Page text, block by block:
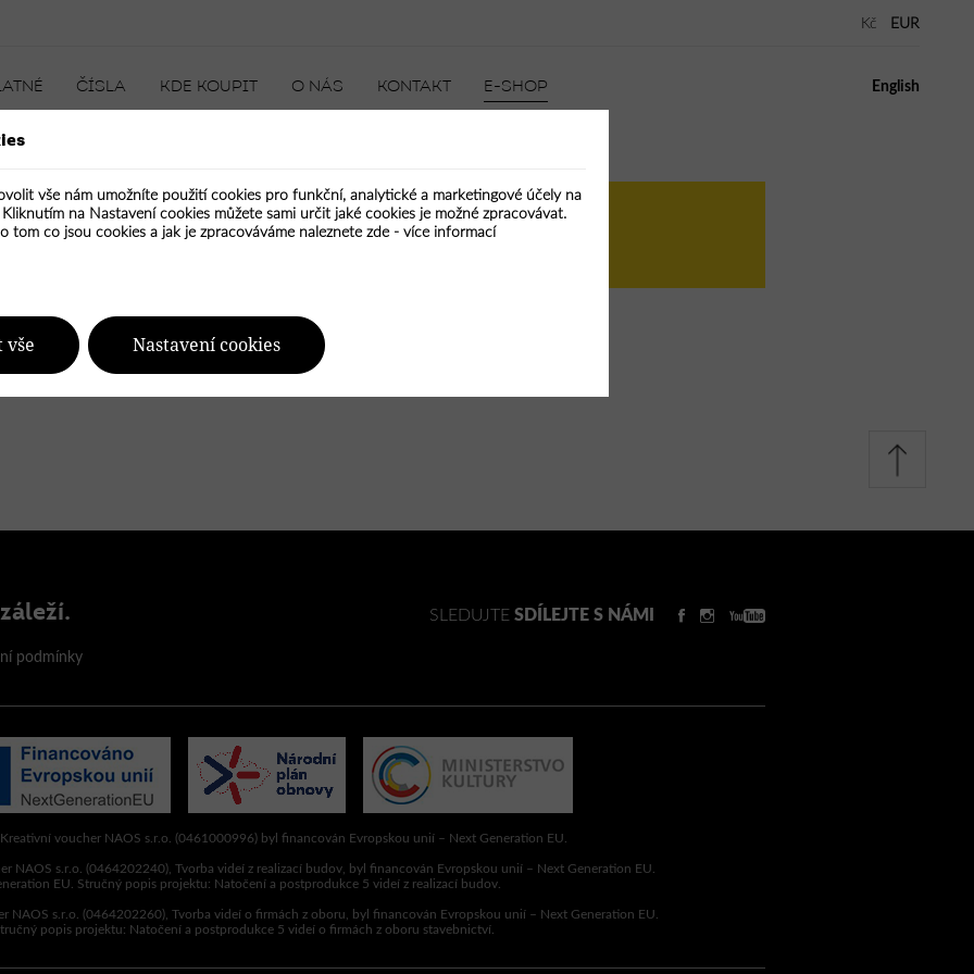
vše nám umožníte použití cookies pro funkční, analytické a marketingové účely na
na Nastavení cookies můžete sami určit jaké cookies je možné zpracovávat.
tom co jsou cookies a jak je zpracováváme naleznete zde - více informací
vše Nastavení cookies
Kč EUR
ČÍSLA KDE KOUPIT O NÁS KONTAKT E-SHOP English
SLEDUJTESDÍLEJTE S NÁMI
podmínky
voucher NAOS s.r.o. (0461000996) byl financován Evropskou unií – Next Generation EU.
NAOS s.r.o. (0464202240), Tvorba videí z realizací budov, byl financován Evropskou unií – Next Generation EU.
EU. Stručný popis projektu: Natočení a postprodukce 5 videí z realizací budov.
NAOS s.r.o. (0464202260), Tvorba videí o firmách z oboru, byl financován Evropskou unií – Next Generation EU.
popis projektu: Natočení a postprodukce 5 videí o firmách z oboru stavebnictví.